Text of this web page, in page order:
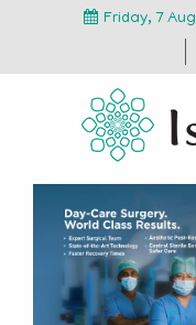
Friday, 7